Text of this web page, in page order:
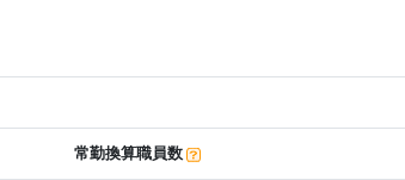
常勤換算職員数